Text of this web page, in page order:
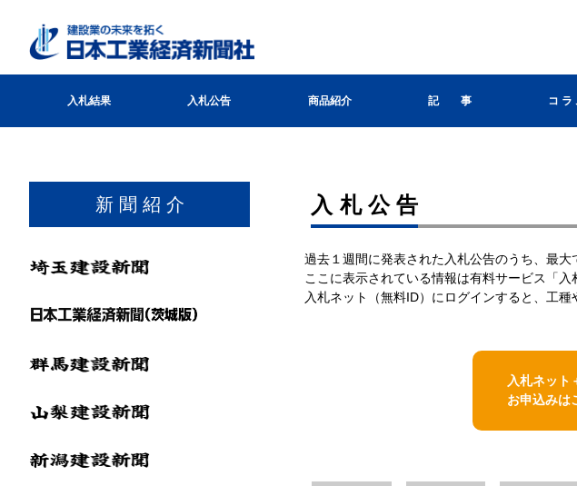
入札結果 入札公告 商品紹介 記 事 コ ラ
新 聞 紹 介 入札公告
過去１週間に発表された入札公告のうち、最大
ここに表示されている情報は有料サービス「
入札ネット（無料ID）にログインすると、工
入札ネット
お申込みは